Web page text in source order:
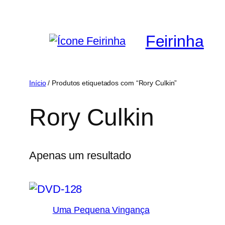
Feirinha
Início/ Produtos etiquetados com “Rory Culkin”
Rory Culkin
Apenas um resultado
Uma Pequena Vingança